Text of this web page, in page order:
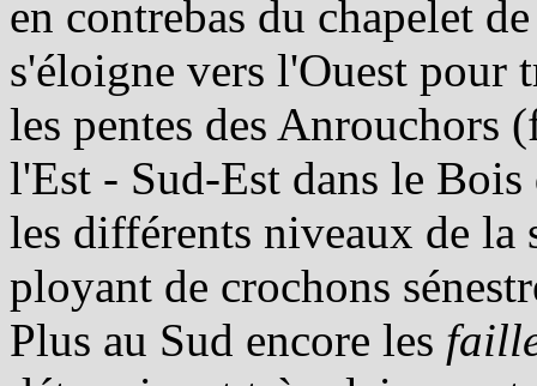
en contrebas du chapelet
s'éloigne vers l'Ouest pour
les pentes des Anrouchors
l'Est - Sud-Est dans le
les différents niveaux de la
ployant de crochons
Plus au Sud encore les